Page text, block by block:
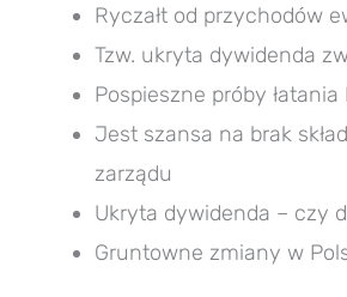
Ryczałt od przychodów
Tzw. ukryta dywidenda
Pospieszne próby łatania
Jest szansa na brak
zarządu
Ukryta dywidenda – czy
Gruntowne zmiany w